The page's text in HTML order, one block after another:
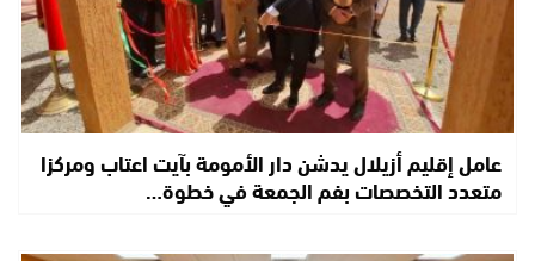
عامل إقليم أزيلال يدشن دار الأمومة بآيت اعتاب ومركزا
متعدد التخصصات بفم الجمعة في خطوة…